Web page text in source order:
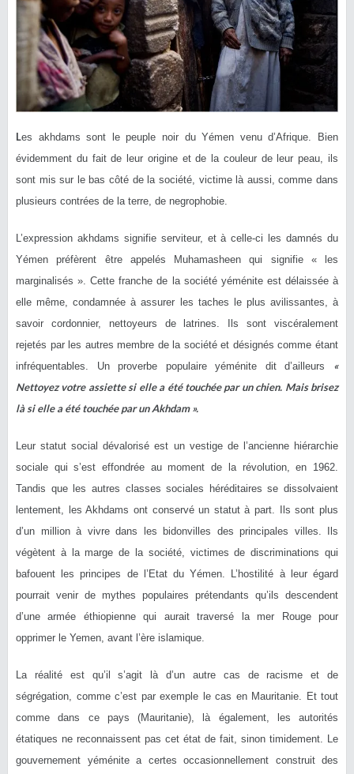
Les akhdams sont le peuple noir du Yémen venu d’Afrique. Bien
évidemment du fait de leur origine et de la couleur de leur peau, ils
sont mis sur le bas côté de la société, victime là aussi, comme dans
plusieurs contrées de la terre, de negrophobie.
L’expression akhdams signifie serviteur, et à celle-ci les damnés du
Yémen préfèrent être appelés Muhamasheen qui signifie « les
marginalisés ». Cette franche de la société yéménite est délaissée à
elle même, condamnée à assurer les taches le plus avilissantes, à
savoir cordonnier, nettoyeurs de latrines. Ils sont viscéralement
rejetés par les autres membre de la société et désignés comme étant
infréquentables. Un proverbe populaire yéménite dit d’ailleurs «
Nettoyez votre assiette si elle a été touchée par un chien. Mais brisez
là si elle a été touchée par un Akhdam ».
Leur statut social dévalorisé est un vestige de l’ancienne hiérarchie
sociale qui s’est effondrée au moment de la révolution, en 1962.
Tandis que les autres classes sociales héréditaires se dissolvaient
lentement, les Akhdams ont conservé un statut à part. Ils sont plus
d’un million à vivre dans les bidonvilles des principales villes. Ils
végètent à la marge de la société, victimes de discriminations qui
bafouent les principes de l’Etat du Yémen. L’hostilité à leur égard
pourrait venir de mythes populaires prétendants qu’ils descendent
d’une armée éthiopienne qui aurait traversé la mer Rouge pour
opprimer le Yemen, avant l’ère islamique.
La réalité est qu’il s’agit là d’un autre cas de racisme et de
ségrégation, comme c’est par exemple le cas en Mauritanie. Et tout
comme dans ce pays (Mauritanie), là également, les autorités
étatiques ne reconnaissent pas cet état de fait, sinon timidement. Le
gouvernement yéménite a certes occasionnellement construit des